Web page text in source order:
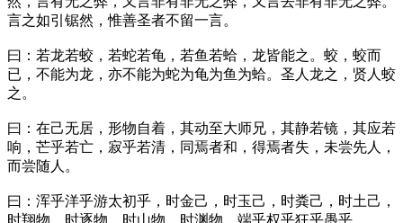
言之如引锯然，惟善圣者不留一言。
曰：若龙若蛟，若蛇若龟，若鱼若蛤，龙皆能之。蛟，蛟而
已，不能为龙，亦不能为蛇为龟为鱼为蛤。圣人龙之，贤人蛟
之。
曰：在己无居，形物自着，其动至大师兄，其静若镜，其应若
响，芒乎若亡，寂乎若清，同焉者和，得焉者失，未尝先人，
而尝随人。
曰：浑乎洋乎游太初乎，时金己，时玉己，时粪己，时土己，
时翔物，时逐物，时山物，时渊物，端乎权乎狂乎愚乎。